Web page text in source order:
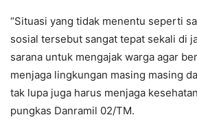
“Situasi yang tidak menentu seperti
sosial tersebut sangat tepat sekali di
sarana untuk mengajak warga agar
menjaga lingkungan masing masing
tak lupa juga harus menjaga
pungkas Danramil 02/TM.